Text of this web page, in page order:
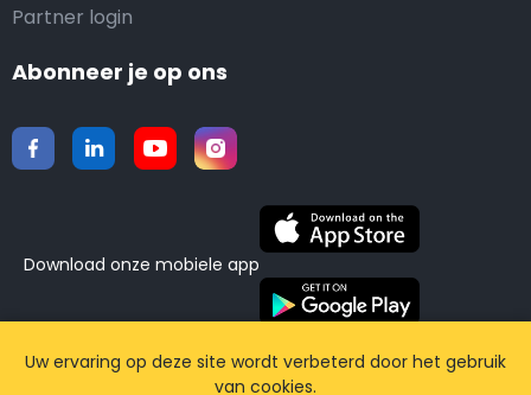
Partner login
Abonneer je op ons
Download onze mobiele app
©2015-2026 Airporttaxis.com.Alle rechten
Uw ervaring op deze site wordt verbeterd door het gebruik
van cookies.